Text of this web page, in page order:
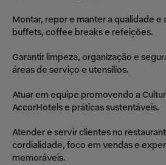
Montar, repor e manter a qualidade e
buffets, coffee breaks e refeições.
Garantir limpeza, organização e
áreas de serviço e utensílios.
Atuar em equipe promovendo a
AccorHotels e práticas sustentáveis.
Atender e servir clientes no
cordialidade, foco em vendas e
memoráveis.